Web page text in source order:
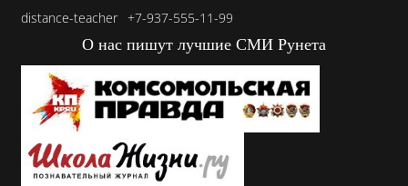
distance-teacher +7-937-555-11-99
О нас пишут лучшие СМИ Рунета